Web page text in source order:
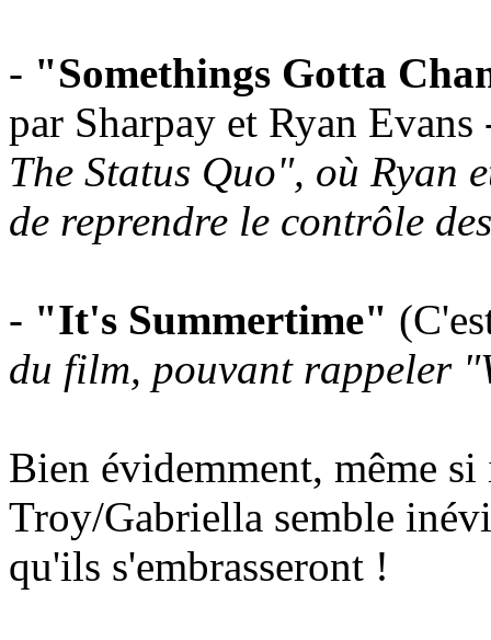
- "Somethings Gotta
par Sharpay et Ryan
The Status Quo", où Ryan
de reprendre le contrôle
- "It's Summertime"
du film, pouvant rappeler
Bien évidemment, même
Troy/Gabriella semble
qu'ils s'embrasseront !